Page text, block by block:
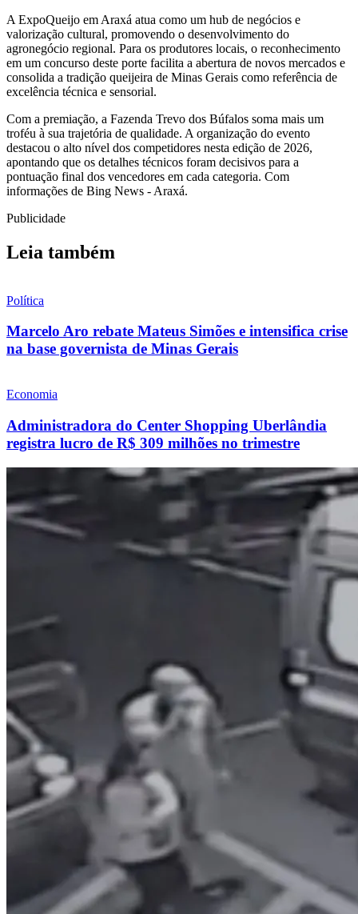
A ExpoQueijo em Araxá atua como um hub de negócios e
valorização cultural, promovendo o desenvolvimento do
agronegócio regional. Para os produtores locais, o reconhecimento
em um concurso deste porte facilita a abertura de novos mercados e
consolida a tradição queijeira de Minas Gerais como referência de
excelência técnica e sensorial.
Com a premiação, a Fazenda Trevo dos Búfalos soma mais um
troféu à sua trajetória de qualidade. A organização do evento
destacou o alto nível dos competidores nesta edição de 2026,
apontando que os detalhes técnicos foram decisivos para a
pontuação final dos vencedores em cada categoria. Com
informações de Bing News - Araxá.
Publicidade
Leia também
Política
Marcelo Aro rebate Mateus Simões e intensifica crise
na base governista de Minas Gerais
Economia
Administradora do Center Shopping Uberlândia
registra lucro de R$ 309 milhões no trimestre